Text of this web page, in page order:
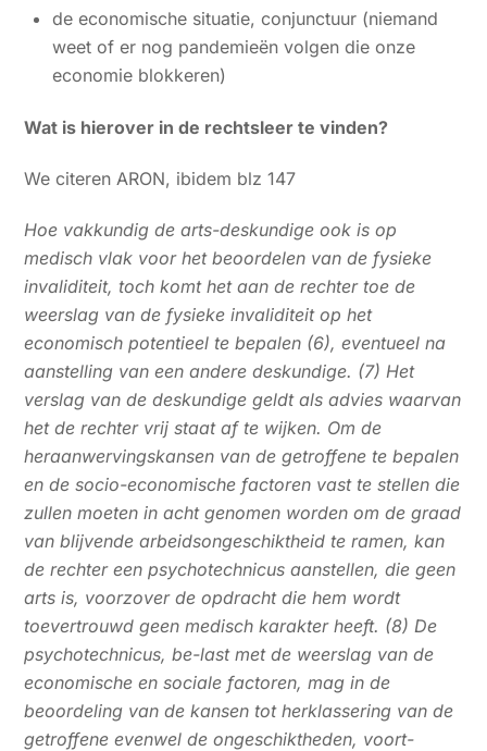
de economische situatie, conjunctuur (niemand
weet of er nog pandemieën volgen die onze
economie blokkeren)
Wat is hierover in de rechtsleer te vinden?
We citeren ARON, ibidem blz 147
Hoe vakkundig de arts-deskundige ook is op
medisch vlak voor het beoordelen van de fysieke
invaliditeit, toch komt het aan de rechter toe de
weerslag van de fysieke invaliditeit op het
economisch potentieel te bepalen (6), eventueel na
aanstelling van een andere deskundige. (7) Het
verslag van de deskundige geldt als advies waarvan
het de rechter vrij staat af te wijken. Om de
heraanwervingskansen van de getroffene te bepalen
en de socio-economische factoren vast te stellen die
zullen moeten in acht genomen worden om de graad
van blijvende arbeidsongeschiktheid te ramen, kan
de rechter een psychotechnicus aanstellen, die geen
arts is, voorzover de opdracht die hem wordt
toevertrouwd geen medisch karakter heeft. (8) De
psychotechnicus, be-last met de weerslag van de
economische en sociale factoren, mag in de
beoordeling van de kansen tot herklassering van de
getroffene evenwel de ongeschiktheden, voort-